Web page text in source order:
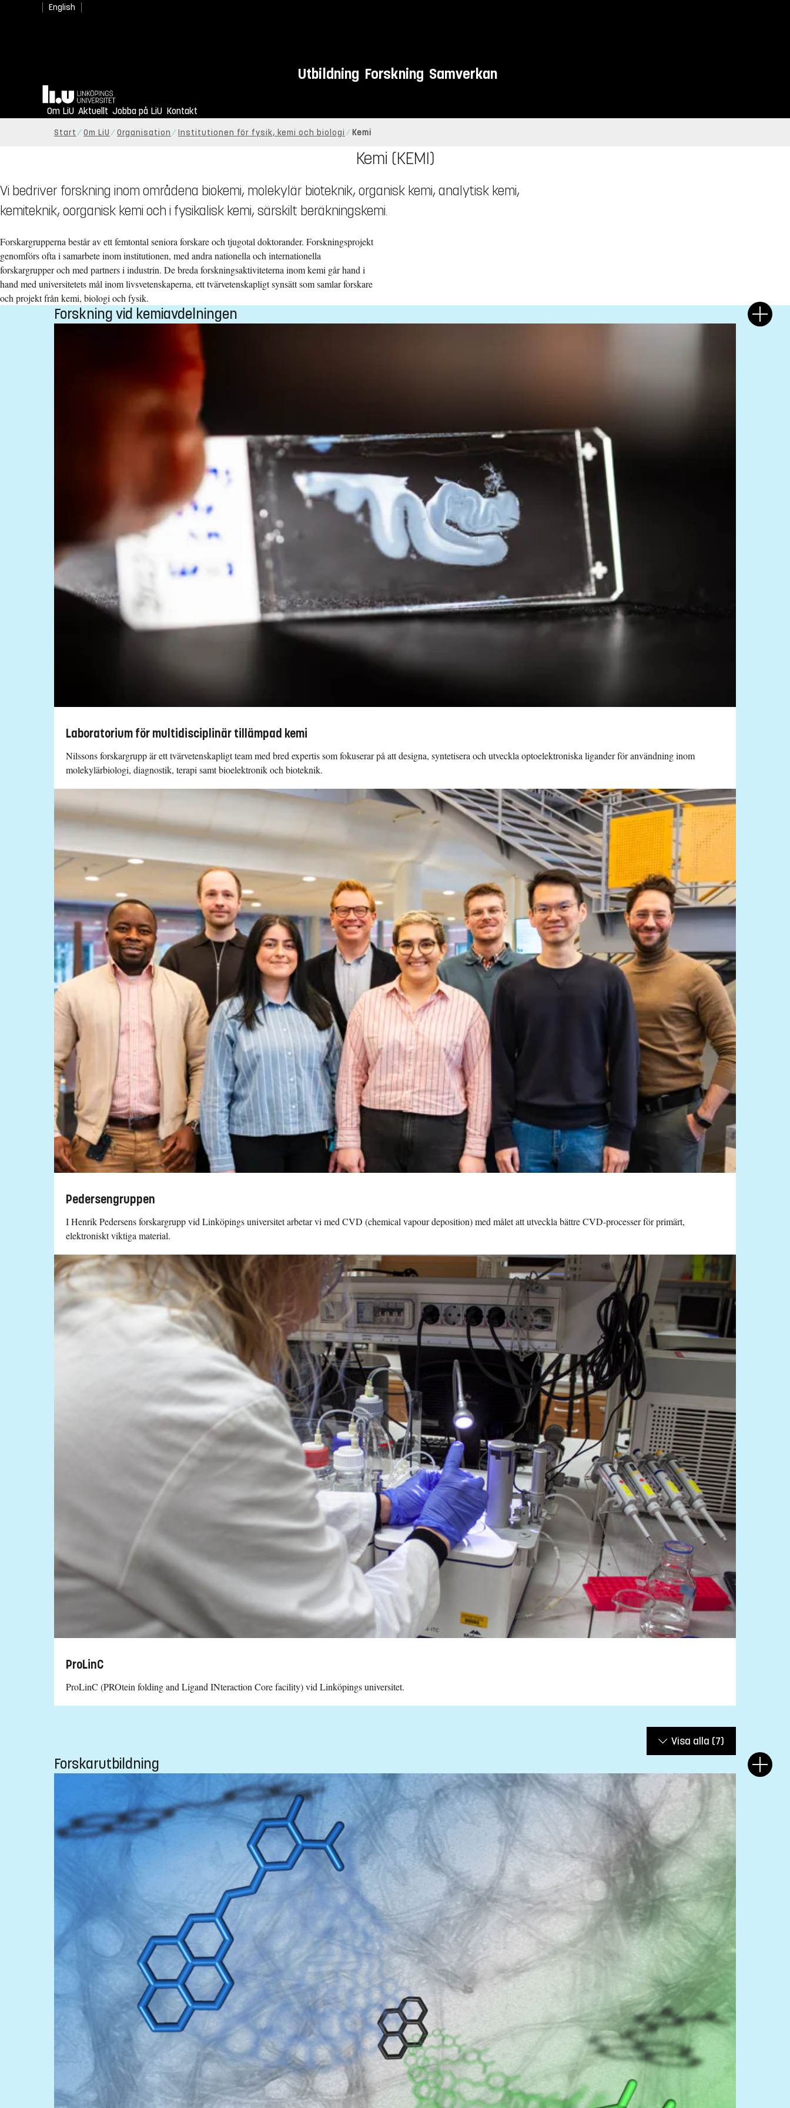
English
Utbildning Forskning Samverkan
Hem
Om LiU Aktuellt Jobba på LiU Kontakt
Start Om LiU Organisation Institutionen för fysik, kemi och biologi Kemi
Kemi (KEMI)
Vi bedriver forskning inom områdena biokemi, molekylär bioteknik, organisk kemi, analytisk kemi,
kemiteknik, oorganisk kemi och i fysikalisk kemi, särskilt beräkningskemi.
Forskargrupperna består av ett femtontal seniora forskare och tjugotal doktorander. Forskningsprojekt
genomförs ofta i samarbete inom institutionen, med andra nationella och internationella
forskargrupper och med partners i industrin. De breda forskningsaktiviteterna inom kemi går hand i
hand med universitetets mål inom livsvetenskaperna, ett tvärvetenskapligt synsätt som samlar forskare
och projekt från kemi, biologi och fysik.
Forskning vid kemiavdelningen
Laboratorium för multidisciplinär tillämpad kemi
Nilssons forskargrupp är ett tvärvetenskapligt team med bred expertis som fokuserar på att designa, syntetisera och utveckla optoelektroniska ligander för användning inom
molekylärbiologi, diagnostik, terapi samt bioelektronik och bioteknik.
Pedersengruppen
I Henrik Pedersens forskargrupp vid Linköpings universitet arbetar vi med CVD (chemical vapour deposition) med målet att utveckla bättre CVD-processer för primärt,
elektroniskt viktiga material.
ProLinC
ProLinC (PROtein folding and Ligand INteraction Core facility) vid Linköpings universitet.
Visa alla (7)
Forskarutbildning